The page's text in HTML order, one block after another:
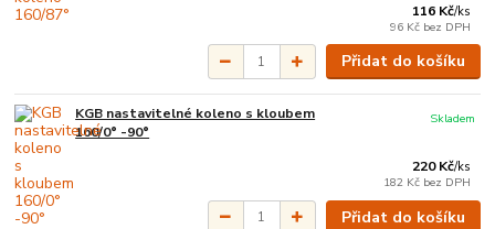
116 Kč/ks
96 Kč bez DPH
Přidat do košíku
KGB nastavitelné koleno s kloubem
160/0° -90°
220 Kč/ks
182 Kč bez DPH
Skladem
Přidat do košíku